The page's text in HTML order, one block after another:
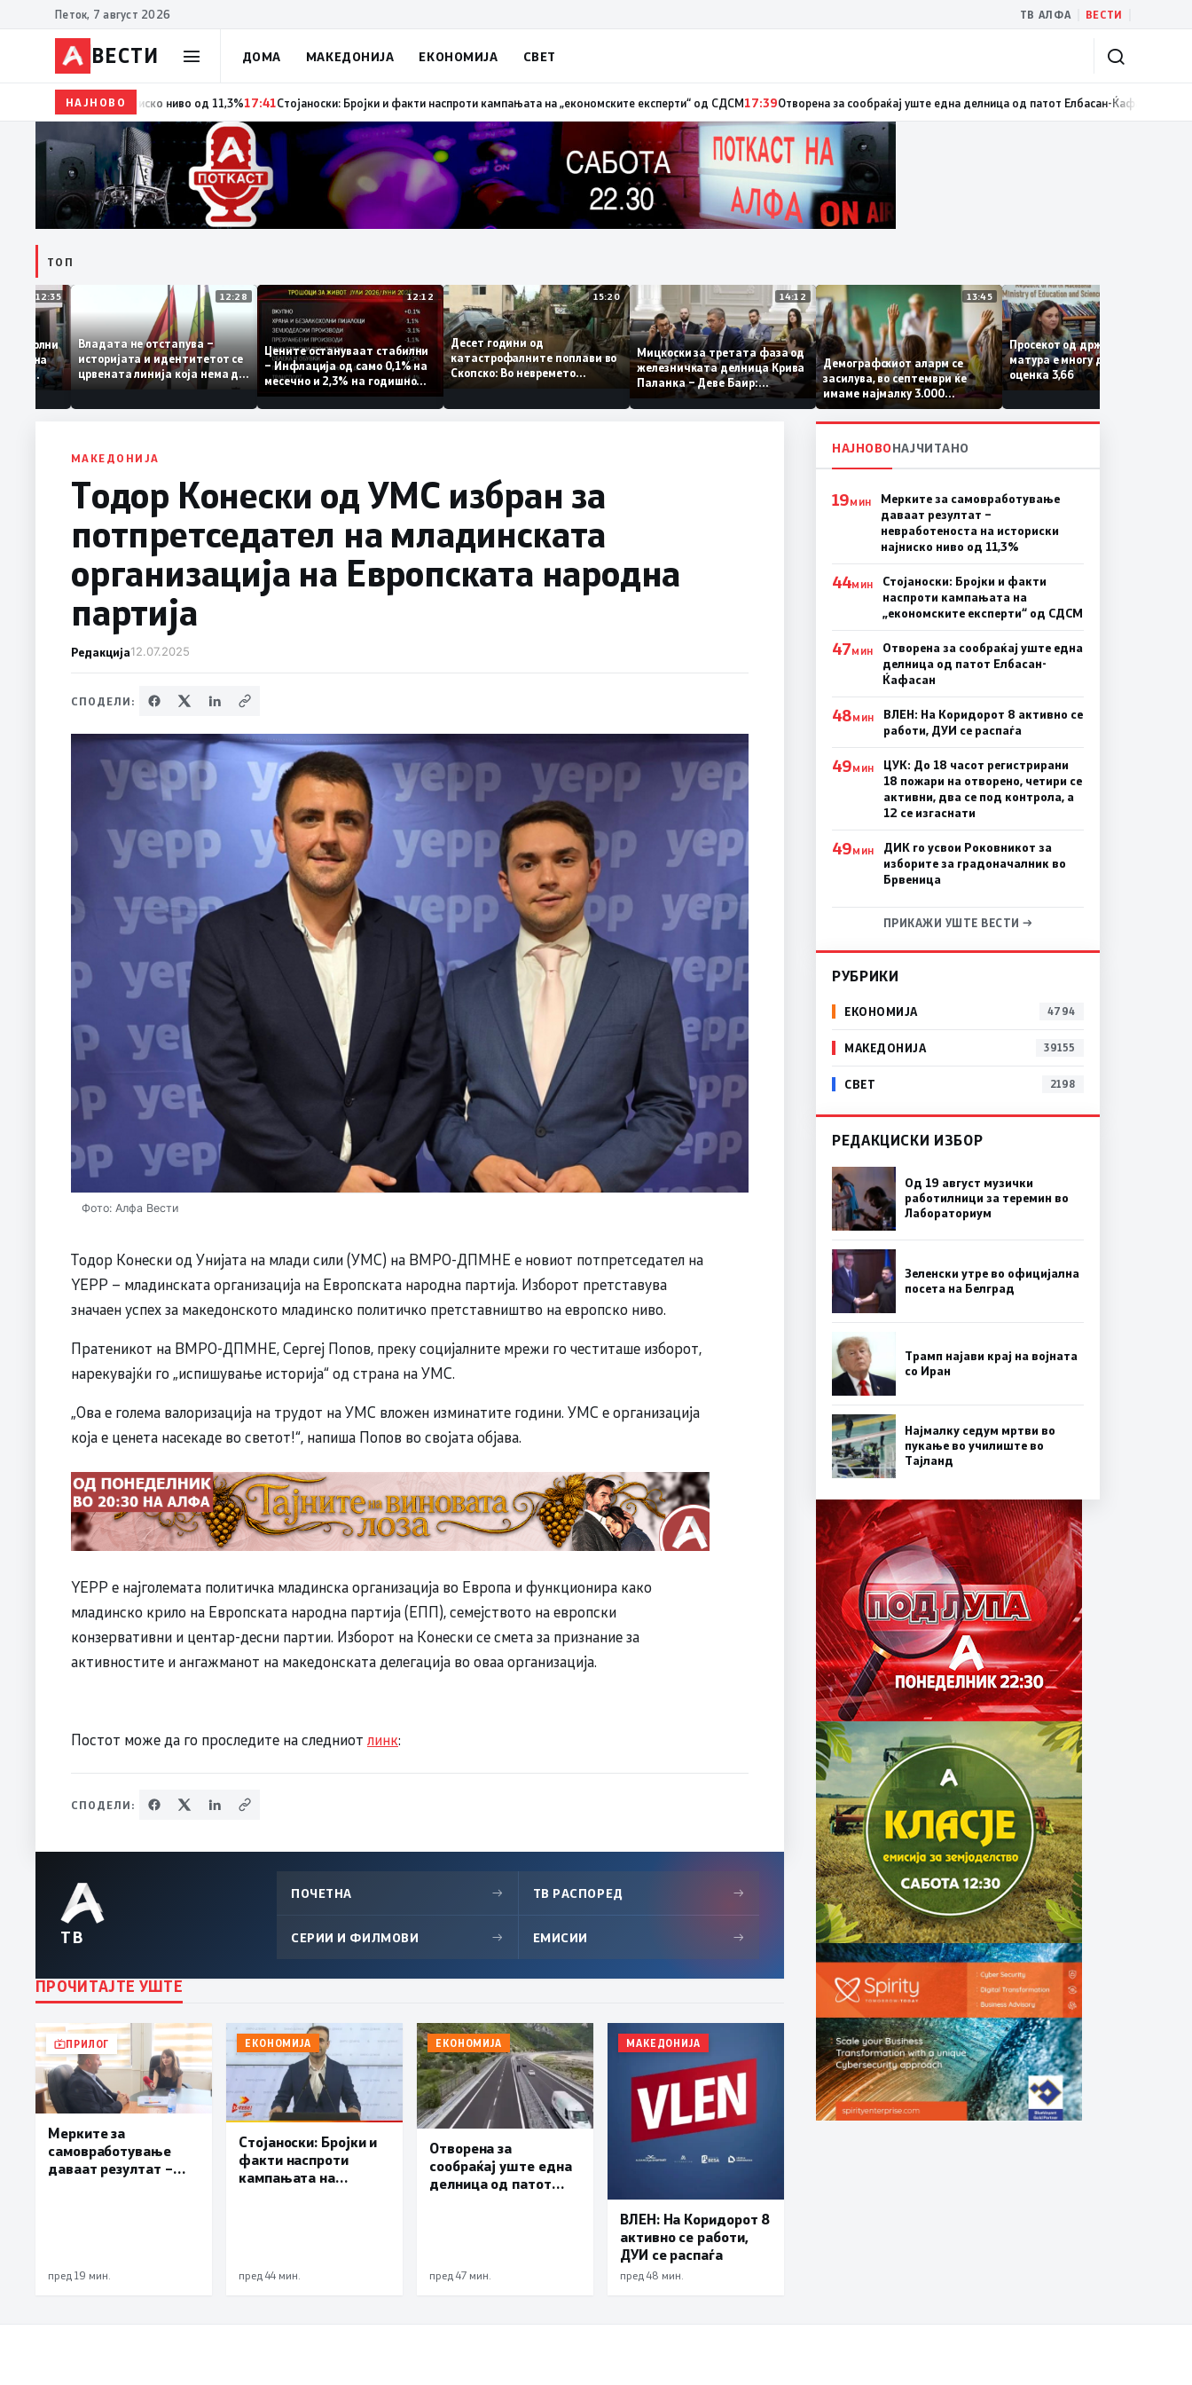
Петок, 7 август 2026 ТВ АЛФА ВЕСТИ
ВЕСТИ ДОМА МАКЕДОНИЈА ЕКОНОМИЈА СВЕТ
НАЈНОВО18:06Мерките за самовработување даваат резултат – невработеноста на историски најниско ниво од 11,3%17:41Стојаноски: Бројки и факти наспроти кампањата на „економските експерти“ од
ТОП
12:35
задоволни
на
12:28
Владата не отстапува –
историјата и идентитетот се
црвената линија која нема да
се погази
12:12
Цените остануваат стабилни
– Инфлација од само 0,1% на
месечно и 2,3% на годишно
ниво
15:20
Десет години од
катастрофалните поплави во
Скопско: Во невремето
14:12
Мицкоски за третата фаза од
железничката делница Крива
Паланка – Деве Баир:
Проектот нема да заврши на
половина тунел во слепа
13:45
Демографскиот аларм се
засилува, во септември ќе
имаме најмалку 3.000
првачиња помалку
Просекот од државната
матура е многу добар со
оценка 3,66
МАКЕДОНИЈА
Тодор Конески од УМС избран за
потпретседател на младинската
организација на Европската народна
партија
Редакција12.07.2025
СПОДЕЛИ:
Фото: Алфа Вести
Тодор Конески од Унијата на млади сили (УМС) на ВМРО-ДПМНЕ е новиот потпретседател на
YEPP – младинската организација на Европската народна партија. Изборот претставува
значаен успех за македонското младинско политичко претставништво на европско ниво.
Пратеникот на ВМРО-ДПМНЕ, Сергеј Попов, преку социјалните мрежи го честиташе изборот,
нарекувајќи го „испишување историја“ од страна на УМС.
„Ова е голема валоризација на трудот на УМС вложен изминатите години. УМС е организација
која е ценета насекаде во светот!“, напиша Попов во својата објава.
YEPP е најголемата политичка младинска организација во Европа и функционира како
младинско крило на Европската народна партија (ЕПП), семејството на европски
конзервативни и центар-десни партии. Изборот на Конески се смета за признание за
активностите и ангажманот на македонската делегација во оваа организација.
Постот може да го проследите на следниот линк:
СПОДЕЛИ:
ТВ
ПОЧЕТНА → ТВ РАСПОРЕД →
СЕРИИ И ФИЛМОВИ → ЕМИСИИ →
ПРОЧИТАЈТЕ УШТЕ
ПРИЛОГ
Мерките за
самовработување
даваат резултат –
пред 19 мин.
ЕКОНОМИЈА
Стојаноски: Бројки и
факти наспроти
кампањата на
пред 44 мин.
ЕКОНОМИЈА
Отворена за
сообраќај уште една
делница од патот
пред 47 мин.
МАКЕДОНИЈА
ВЛЕН: На Коридорот 8
активно се работи,
ДУИ се распаѓа
пред 48 мин.
НАЈНОВОНАЈЧИТАНО
19МИН
Мерките за самовработување
даваат резултат –
невработеноста на историски
најниско ниво од 11,3%
44МИН
Стојаноски: Бројки и факти
наспроти кампањата на
„економските експерти“ од СДСM
47МИН
Отворена за сообраќај уште една
делница од патот Елбасан-
Ќафасан
48МИН
ВЛЕН: На Коридорот 8 активно се
работи, ДУИ се распаѓа
49МИН
ЦУК: До 18 часот регистрирани
18 пожари на отворено, четири се
активни, два се под контрола, а
12 се изгаснати
49МИН
ДИК го усвои Роковникот за
изборите за градоначалник во
Брвеница
ПРИКАЖИ УШТЕ ВЕСТИ →
РУБРИКИ
ЕКОНОМИЈА 4794
МАКЕДОНИЈА 39155
СВЕТ 2198
РЕДАКЦИСКИ ИЗБОР
Од 19 август музички
работилници за теремин во
Лабораториум
Зеленски утре во официјална
посета на Белград
Трамп најави крај на војната
со Иран
Најмалку седум мртви во
пукање во училиште во
Тајланд